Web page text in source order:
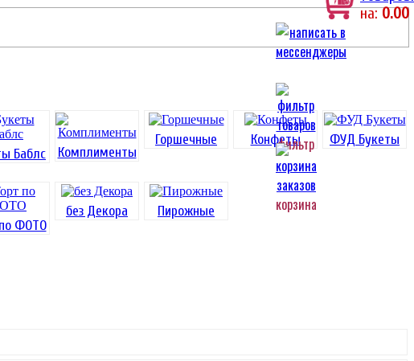
на: 0.00
фильтр
корзина
Баблс Комплименты
Горшечные Конфеты ФУД Букеты
ФОТО
без Декора Пирожные